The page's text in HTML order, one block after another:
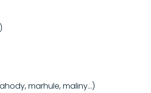
marhule, maliny...)